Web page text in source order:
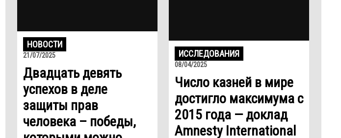
НОВОСТИ
21/07/2025
Двадцать девять
успехов в деле
защиты прав
человека – победы,
ИССЛЕДОВАНИЯ
08/04/2025
Число казней в мире
достигло максимума с
2015 года — доклад
Amnesty International